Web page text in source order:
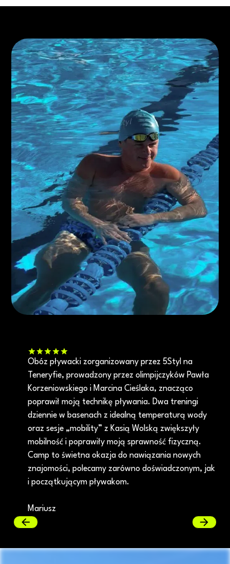
Obóz pływacki zorganizowany przez 5Styl na
Teneryfie, prowadzony przez olimpijczyków Pawła
Korzeniowskiego i Marcina Cieślaka, znacząco
poprawił moją technikę pływania. Dwa treningi
dziennie w basenach z idealną temperaturą wody
oraz sesje „mobility” z Kasią Wolską zwiększyły
mobilność i poprawiły moją sprawność fizyczną.
Camp to świetna okazja do nawiązania nowych
znajomości, polecamy zarówno doświadczonym, jak
i początkującym pływakom.
Mariusz